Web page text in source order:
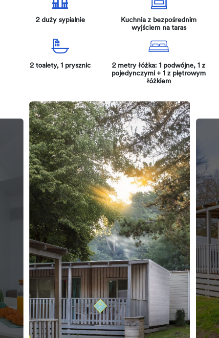
2 duży sypialnie
Kuchnia z bezpośrednim
wyjściem na taras
2 toalety, 1 prysznic
2 metry łóżka: 1 podwójne, 1 z
pojedynczymi + 1 z piętrowym
łóżkiem